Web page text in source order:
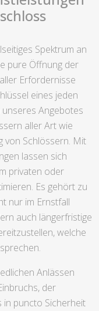
Spektrum an
pure Öffnung der
Erfordernisse
eines jeden
Angebotes
aller Art wie
von Schlössern. Mit
lassen sich
privaten oder
Es gehört zu
nur im Ernstfall
auch längerfristige
welche
Anlässen
der
in puncto Sicherheit